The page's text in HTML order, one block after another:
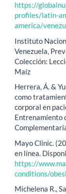
https://
profiles/latin-
america/
Instituto
Venezuela,
Colección:
Maíz
Herrera, Á. &
como
corporal en
Entrenamiento
Mayo Clinic.
en línea.
https://
conditions/
Michelena R.,